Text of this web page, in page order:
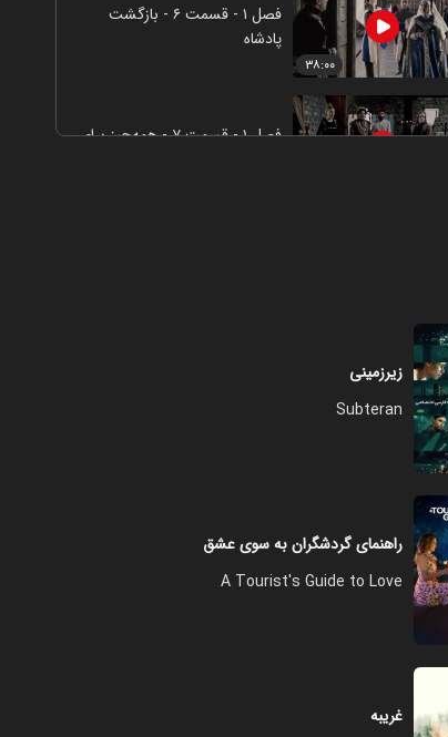
۳۸:۰۰
فصل ۱ - قسمت ۶ - بازگشت
پادشاه
فصل ۱ - قسمت ۷ - همه‌چیز برای
زیرزمینی
Subteran
راهنمای گردشگران به سوی عشق
A Tourist's Guide to Love
غریبه